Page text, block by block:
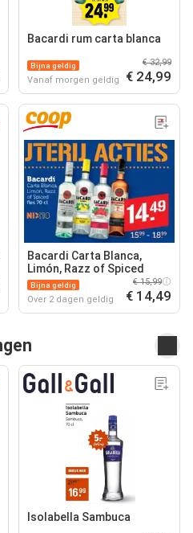
Bacardi rum carta blanca
Bijna geldig
Vanaf morgen geldig
€ 32,99
€ 24,99
Bacardi Carta Blanca,
Limón, Razz of Spiced
Bijna geldig
Over 2 dagen geldig
€ 15,99
€ 14,49
Isolabella Sambuca